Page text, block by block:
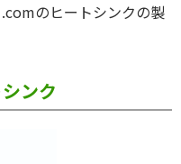
のヒートシンクの製
ンク